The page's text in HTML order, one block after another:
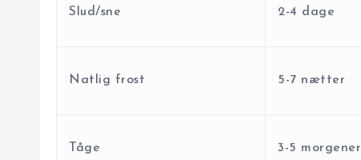
Slud/sne 2-4 dage
Natlig frost 5-7 nætter
Tåge 3-5 morgener